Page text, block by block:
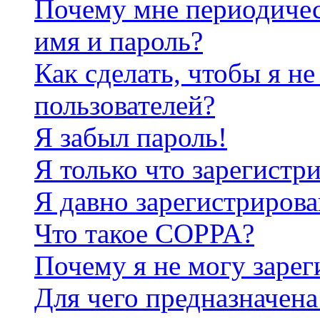
Почему мне
имя и пароль?
Как сделать, чтобы я
пользователей?
Я забыл пароль!
Я только что
Я давно
Что такое COPPA?
Почему я не могу
Для чего